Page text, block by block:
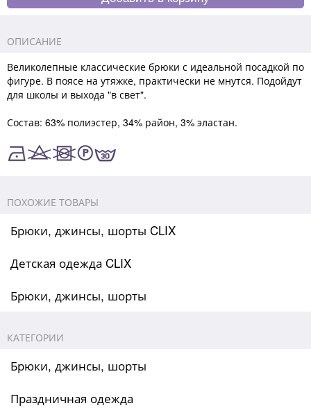
ОПИСАНИЕ
Великолепные классические брюки с идеальной посадкой по
фигуре. В поясе на утяжке, практически не мнутся. Подойдут
для школы и выхода "в свет".
Состав: 63% полиэстер, 34% район, 3% эластан.
ПОХОЖИЕ ТОВАРЫ
Брюки, джинсы, шорты CLIX
Детская одежда CLIX
Брюки, джинсы, шорты
КАТЕГОРИИ
Брюки, джинсы, шорты
Праздничная одежда